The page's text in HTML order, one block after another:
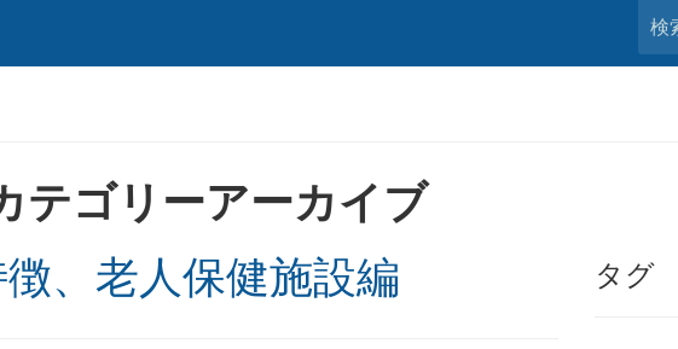
検索
テゴリーアーカイブ
、老人保健施設編 タグ